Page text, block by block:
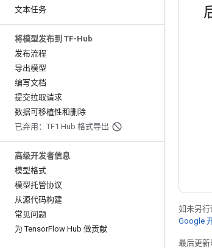
文本任务
将模型发布到 TF-Hub
发布流程
导出模型
编写文档
提交拉取请求
数据可移植性和删除
已弃用：TF1 Hub 格式导出
高级开发者信息
模型格式
模型托管协议
从源代码构建
常见问题
为 TensorFlow Hub 做贡献
如未另
Google
最后更新